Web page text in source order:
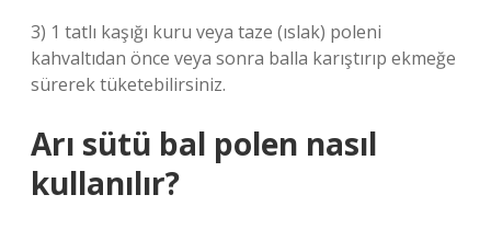
3) 1 tatlı kaşığı kuru veya taze (ıslak) poleni
kahvaltıdan önce veya sonra balla karıştırıp ekmeğe
sürerek tüketebilirsiniz.
Arı sütü bal polen nasıl
kullanılır?